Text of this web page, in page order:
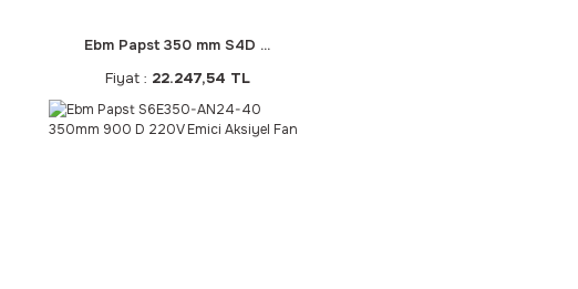
Ebm Papst 350 mm S4D ...
Fiyat : 22.247,54 TL